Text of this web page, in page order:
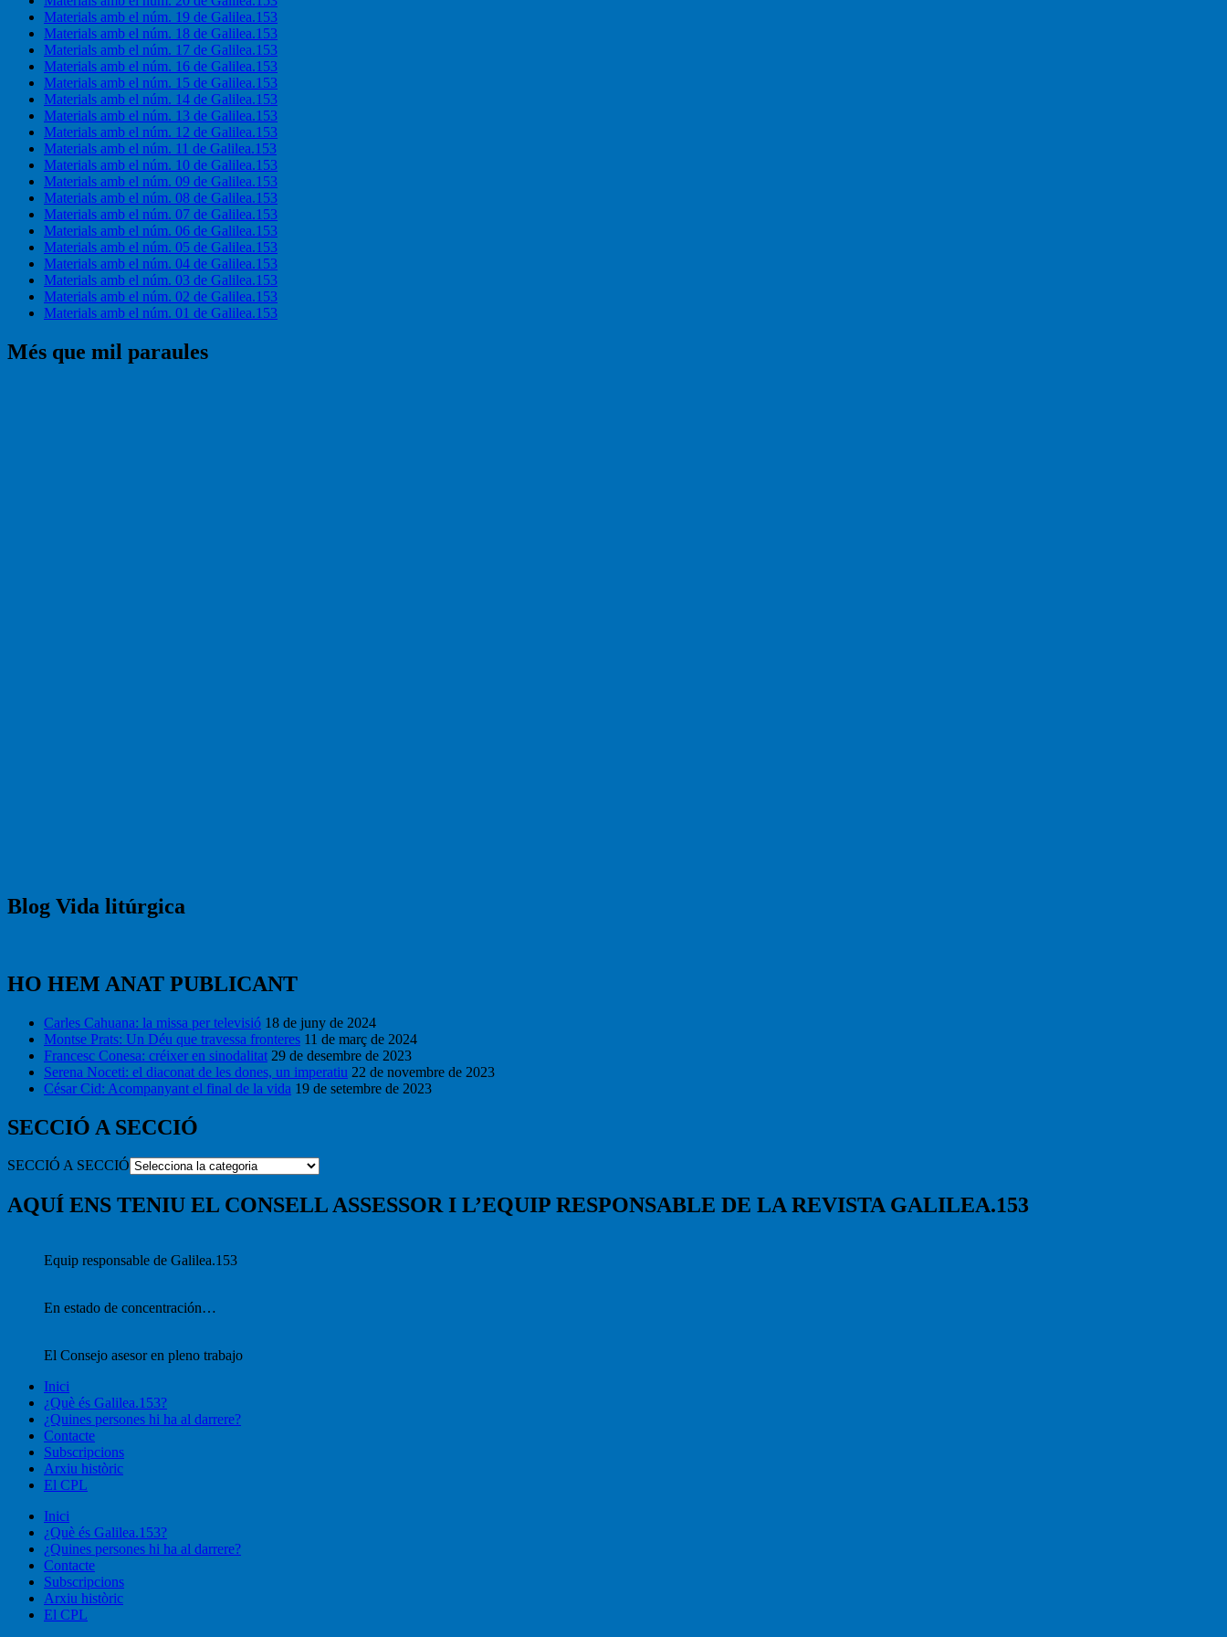
Materials amb el núm. 19 de Galilea.153
Materials amb el núm. 18 de Galilea.153
Materials amb el núm. 17 de Galilea.153
Materials amb el núm. 16 de Galilea.153
Materials amb el núm. 15 de Galilea.153
Materials amb el núm. 14 de Galilea.153
Materials amb el núm. 13 de Galilea.153
Materials amb el núm. 12 de Galilea.153
Materials amb el núm. 11 de Galilea.153
Materials amb el núm. 10 de Galilea.153
Materials amb el núm. 09 de Galilea.153
Materials amb el núm. 08 de Galilea.153
Materials amb el núm. 07 de Galilea.153
Materials amb el núm. 06 de Galilea.153
Materials amb el núm. 05 de Galilea.153
Materials amb el núm. 04 de Galilea.153
Materials amb el núm. 03 de Galilea.153
Materials amb el núm. 02 de Galilea.153
Materials amb el núm. 01 de Galilea.153
Més que mil paraules
Blog Vida litúrgica
HO HEM ANAT PUBLICANT
Carles Cahuana: la missa per televisió 18 de juny de 2024
Montse Prats: Un Déu que travessa fronteres 11 de març de 2024
Francesc Conesa: créixer en sinodalitat 29 de desembre de 2023
Serena Noceti: el diaconat de les dones, un imperatiu 22 de novembre de 2023
César Cid: Acompanyant el final de la vida 19 de setembre de 2023
SECCIÓ A SECCIÓ
SECCIÓ A SECCIÓ
AQUÍ ENS TENIU EL CONSELL ASSESSOR I L’EQUIP RESPONSABLE DE LA REVISTA GALILEA.153
Equip responsable de Galilea.153
En estado de concentración…
El Consejo asesor en pleno trabajo
Inici
¿Què és Galilea.153?
¿Quines persones hi ha al darrere?
Contacte
Subscripcions
Arxiu històric
El CPL
Inici
¿Què és Galilea.153?
¿Quines persones hi ha al darrere?
Contacte
Subscripcions
Arxiu històric
El CPL